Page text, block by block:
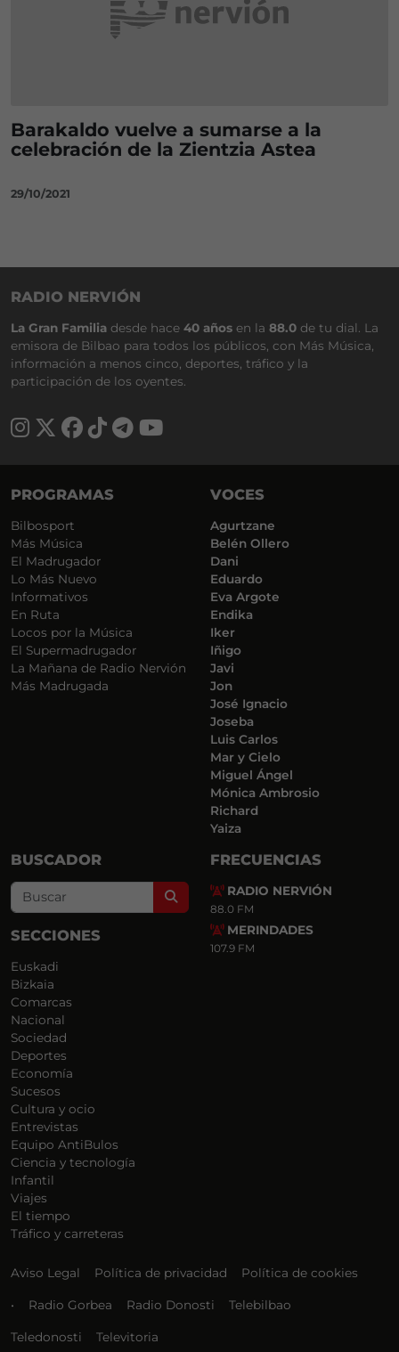
Barakaldo vuelve a sumarse a la
celebración de la Zientzia Astea
29/10/2021
RADIO NERVIÓN
La Gran Familia desde hace 40 años en la 88.0 de tu dial. La
emisora de Bilbao para todos los públicos, con Más Música,
información a menos cinco, deportes, tráfico y la
participación de los oyentes.
PROGRAMAS
Bilbosport
Más Música
El Madrugador
Lo Más Nuevo
Informativos
En Ruta
Locos por la Música
El Supermadrugador
La Mañana de Radio Nervión
Más Madrugada
VOCES
Agurtzane
Belén Ollero
Dani
Eduardo
Eva Argote
Endika
Iker
Iñigo
Javi
Jon
José Ignacio
Joseba
Luis Carlos
Mar y Cielo
Miguel Ángel
Mónica Ambrosio
Richard
Yaiza
BUSCADOR
Search
SECCIONES
Euskadi
Bizkaia
Comarcas
Nacional
Sociedad
Deportes
Economía
Sucesos
Cultura y ocio
Entrevistas
Equipo AntiBulos
Ciencia y tecnología
Infantil
Viajes
El tiempo
Tráfico y carreteras
FRECUENCIAS
RADIO NERVIÓN
88.0 FM
MERINDADES
107.9 FM
Aviso Legal Política de privacidad Política de cookies
• Radio Gorbea Radio Donosti Telebilbao
Teledonosti Televitoria